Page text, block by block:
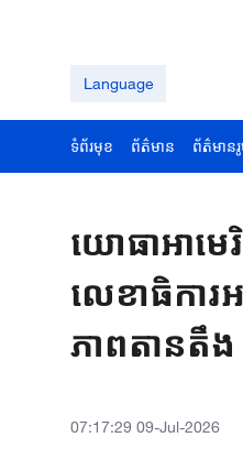
Language
ទំព័រមុខ ព័ត៌មាន ព័ត៌មាន
យោធាអាមេ
លេខាធិការ
ភាពតានតឹង
07:17:29 09-Jul-2026